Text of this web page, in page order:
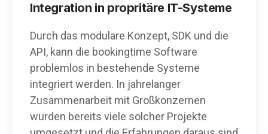
Integration in propritäre IT-Systeme
Durch das modulare Konzept, SDK und die
API, kann die bookingtime Software
problemlos in bestehende Systeme
integriert werden. In jahrelanger
Zusammenarbeit mit Großkonzernen
wurden bereits viele solcher Projekte